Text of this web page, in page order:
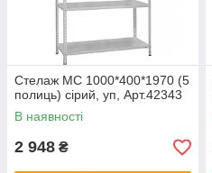
Стелаж МС 1000*400*1970 (5
полиць) сірий, уп, Арт.42343
В наявності
2 948 ₴